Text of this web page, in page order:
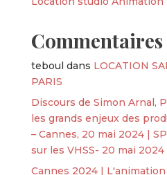
teboul dans LOCATION
PARIS
Discours de Simon Arnal,
les grands enjeux des
– Cannes, 20 mai 2024 |
sur les VHSS- 20 mai 2024
Cannes 2024 |